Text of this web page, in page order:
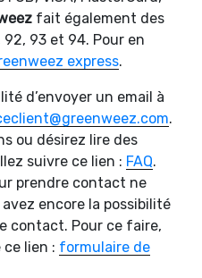
fait également des
92, 93 et 94. Pour en
express.
d’envoyer un email à
.
ou désirez lire des
suivre ce lien : FAQ.
prendre contact ne
encore la possibilité
contact. Pour ce faire,
lien : formulaire de